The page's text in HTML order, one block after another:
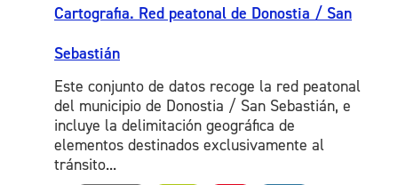
Cartografia. Red peatonal de Donostia / San
Sebastián
Este conjunto de datos recoge la red peatonal
del municipio de Donostia / San Sebastián, e
incluye la delimitación geográfica de
elementos destinados exclusivamente al
tránsito...